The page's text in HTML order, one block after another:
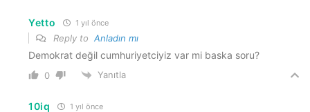
Yetto 1 yıl önce
Reply to Anladın mı
Demokrat değil cumhuriyetciyiz var mi baska soru?
0 Yanıtla
10iq 1 yıl önce